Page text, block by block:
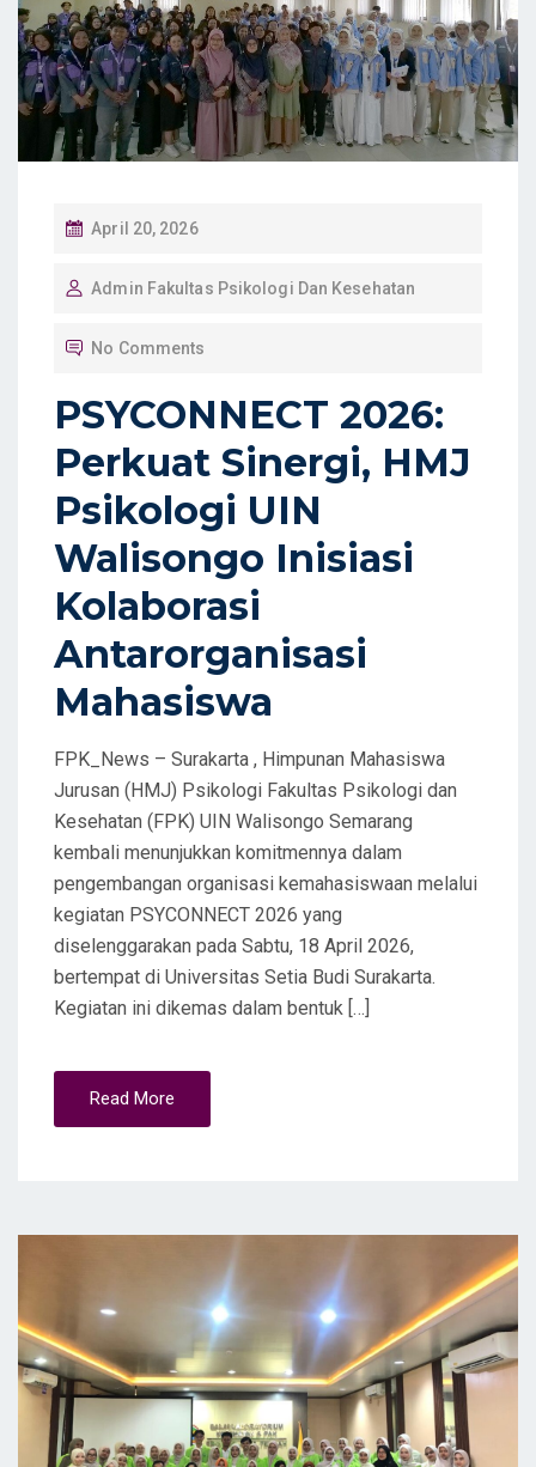
P
S
D
O
N
April 20, 2026
Admin Fakultas Psikologi Dan Kesehatan
No Comments
PSYCONNECT 2026:
Perkuat Sinergi, HMJ
Psikologi UIN
Walisongo Inisiasi
Kolaborasi
Antarorganisasi
Mahasiswa
FPK_News – Surakarta , Himpunan Mahasiswa
Jurusan (HMJ) Psikologi Fakultas Psikologi dan
Kesehatan (FPK) UIN Walisongo Semarang
kembali menunjukkan komitmennya dalam
pengembangan organisasi kemahasiswaan melalui
kegiatan PSYCONNECT 2026 yang
diselenggarakan pada Sabtu, 18 April 2026,
bertempat di Universitas Setia Budi Surakarta.
Kegiatan ini dikemas dalam bentuk […]
Read More